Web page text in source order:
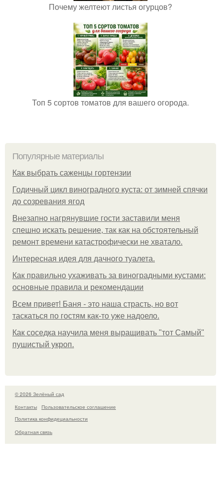
Почему желтеют листья огурцов?
Топ 5 сортов томатов для вашего огорода.
Популярные материалы
Как выбрать саженцы гортензии
Годичный цикл виноградного куста: от зимней спячки
до созревания ягод
Внезапно нагрянувшие гости заставили меня
спешно искать решение, так как на обстоятельный
ремонт времени катастрофически не хватало.
Интересная идея для дачного туалета.
Как правильно ухаживать за виноградными кустами:
основные правила и рекомендации
Всем привет! Баня - это наша страсть, но вот
таскаться по гостям как-то уже надоело.
Как соседка научила меня выращивать "тот Самый"
пушистый укроп.
© 2026 Зелёный сад
Контакты
Пользовательское соглашение
Политика конфидециальности
Обратная связь